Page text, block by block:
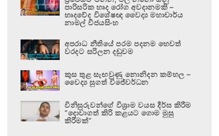
පාරිසරික හෘද රෝග අවදානමකි –
හෘදවේද විශේෂඥ වෛද්‍ය මහාචාර්ය
නාමල් විජයසිංහ
අපරාධ නීතියේ පරම පදනම හෙවත්
වරදට සරිලන දඬුවම
කුස තුළ සැඟවුණු නොනිදන කම්හල –
වෛද්‍ය සුගත් විජේවර්ධන
විනිසුරුවන්ගේ විශ්‍රාම වයස දීර්ඝ කිරීම
“දොවාගත් කිරි කළයට ගොම මුසු
කිරීමක්”